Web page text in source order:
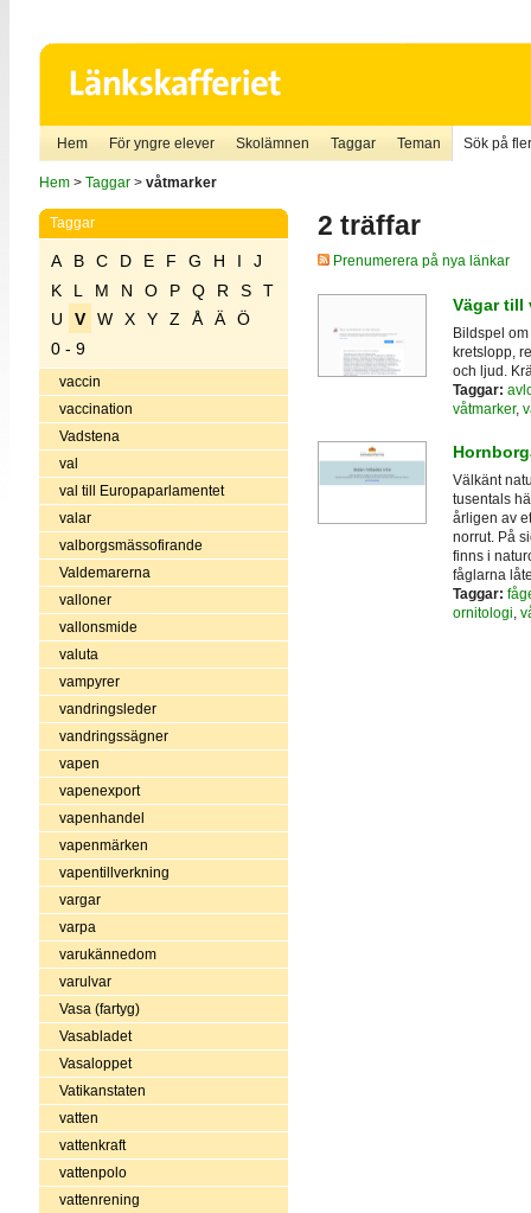
Hem För yngre elever Skolämnen Taggar Teman Sök på
Hem> Taggar> våtmarker
Taggar
A B C D E F G H I
J
K
L M N O P Q R S
T
U
V W X Y Z Å Ä
Ö
0 - 9
vaccin
vaccination
Vadstena
val
val till Europaparlamentet
valar
valborgsmässofirande
Valdemarerna
valloner
vallonsmide
valuta
vampyrer
vandringsleder
vandringssägner
vapen
vapenexport
vapenhandel
vapenmärken
vapentillverkning
vargar
varpa
varukännedom
varulvar
Vasa (fartyg)
Vasabladet
Vasaloppet
Vatikanstaten
vatten
vattenkraft
vattenpolo
vattenrening
2 träffar
Prenumerera på nya länkar
Vägar till
Bildspel
kretslopp,
och ljud.
Taggar:
våtmarker,
Välkänt
tusentals
årligen av
norrut. På
finns i
fåglarna
Taggar:
ornitologi,